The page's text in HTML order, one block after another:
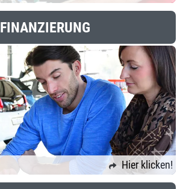
FINANZIERUNG
Hier klicken!